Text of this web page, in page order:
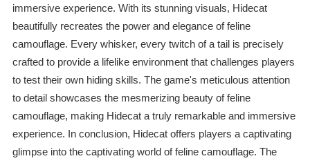
immersive experience. With its stunning visuals, Hidecat
beautifully recreates the power and elegance of feline
camouflage. Every whisker, every twitch of a tail is precisely
crafted to provide a lifelike environment that challenges players
to test their own hiding skills. The game's meticulous attention
to detail showcases the mesmerizing beauty of feline
camouflage, making Hidecat a truly remarkable and immersive
experience. In conclusion, Hidecat offers players a captivating
glimpse into the captivating world of feline camouflage. The